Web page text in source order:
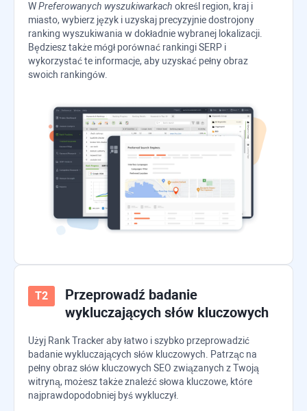
WPreferowanych wyszukiwarkach określ region, kraj i
miasto, wybierz język i uzyskaj precyzyjnie dostrojony
ranking wyszukiwania w dokładnie wybranej lokalizacji.
Będziesz także mógł porównać rankingi SERP i
wykorzystać te informacje, aby uzyskać pełny obraz
swoich rankingów.
Przeprowadź badanie
wykluczających słów kluczowych
Użyj Rank Trackeraby łatwo i szybko przeprowadzić
badanie wykluczających słów kluczowych. Patrząc na
pełny obraz słów kluczowych SEO związanych z Twoją
witryną, możesz także znaleźć słowa kluczowe, które
najprawdopodobniej byś wykluczył.